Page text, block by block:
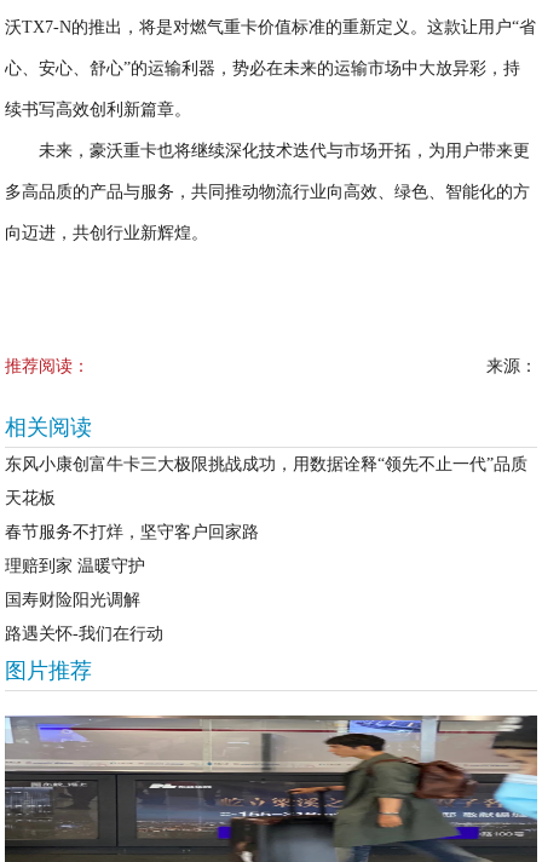
沃TX7-N的推出，将是对燃气重卡价值标准的重新定义。这款让用户“省
心、安心、舒心”的运输利器，势必在未来的运输市场中大放异彩，持
续书写高效创利新篇章。
未来，豪沃重卡也将继续深化技术迭代与市场开拓，为用户带来更
多高品质的产品与服务，共同推动物流行业向高效、绿色、智能化的方
向迈进，共创行业新辉煌。
推荐阅读： 来源：
相关阅读
东风小康创富牛卡三大极限挑战成功，用数据诠释“领先不止一代”品质
天花板
春节服务不打烊，坚守客户回家路
理赔到家 温暖守护
国寿财险阳光调解
路遇关怀-我们在行动
图片推荐